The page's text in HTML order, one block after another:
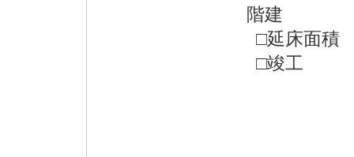
階建
□延床
□竣工